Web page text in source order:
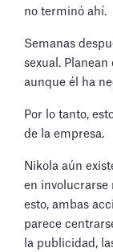
no terminó ahí.
Semanas
sexual.
aunque él ha
Por lo tanto,
de la empresa.
Nikola aún
en involucrarse
esto, ambas
parece
la publicidad,